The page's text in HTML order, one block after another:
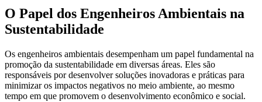
O Papel dos Engenheiros Ambientais na
Sustentabilidade
Os engenheiros ambientais desempenham um papel fundamental na
promoção da sustentabilidade em diversas áreas. Eles são
responsáveis por desenvolver soluções inovadoras e práticas para
minimizar os impactos negativos no meio ambiente, ao mesmo
tempo em que promovem o desenvolvimento econômico e social.